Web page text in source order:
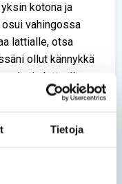
Tietoja
kotona ja
osui vahingossa
lattialle, otsa
ollut kännykkä
ulottuvilta.
yritin ryömiä ja
riensivät
halunnut lähteä